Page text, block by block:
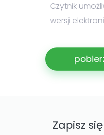
Czytnik
wersji
Zapisz